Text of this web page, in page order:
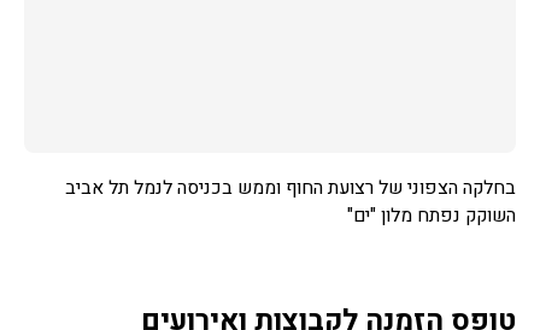
בחלקה הצפוני של רצועת החוף וממש בכניסה לנמל תל אביב
השוקק נפתח מלון "ים"
טופס הזמנה לקבוצות ואירועים